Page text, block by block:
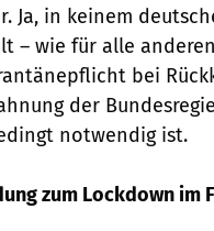
Ja, in keinem
– wie für alle
bei
der
notwendig ist.
zum Lockdown im